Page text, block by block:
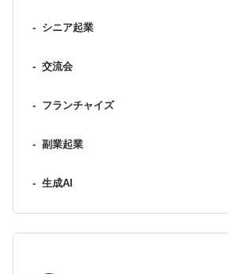
- シニア起業
- 交流会
- フランチャイズ
- 副業起業
- 生成AI